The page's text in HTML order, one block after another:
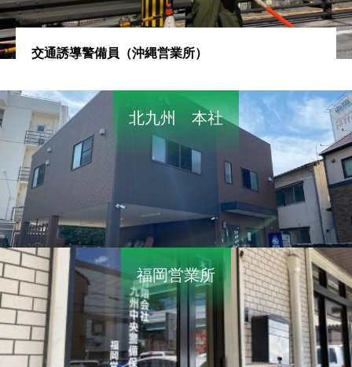
交通誘導警備員（沖縄営業所）
北九州 本社
福岡営業所